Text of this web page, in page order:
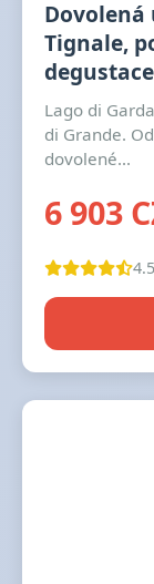
Dovolená
Tignale,
Lago di
di Grande.
dovolené...
6 903